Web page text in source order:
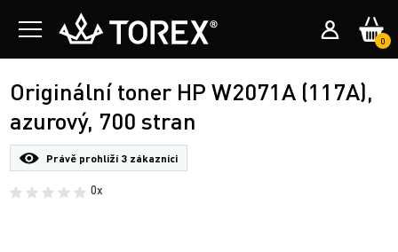
0
Originální toner HP W2071A (117A),
azurový, 700 stran
Právě prohlíží 3 zákazníci
0x